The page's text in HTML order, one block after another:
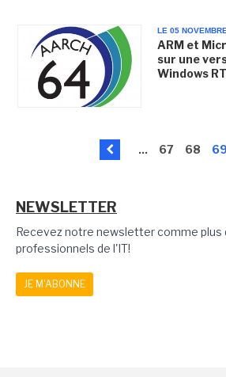
LE 05
ARM et
sur une
Windows RT
... 67 68
NEWSLETTER
Recevez notre newsletter comme
professionnels de l'IT!
JE M'ABONNE